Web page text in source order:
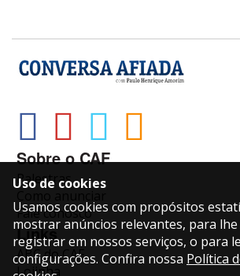
Sobre o CAF
Palestras
Fale conosco
Links
ABC do CAF
Lojinha
Uso de cookies
Usamos cookies com propósitos
mostrar anúncios relevantes, para lhe
registrar em nossos serviços, o para
configurações. Confira nossa Política